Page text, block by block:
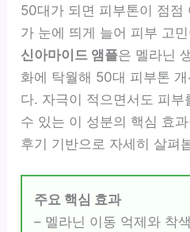
50대가 되면 피부톤이 점점
가 눈에 띄게 늘어 피부 고
신아마이드 앰플은 멜라닌
화에 탁월해 50대 피부톤
다. 자극이 적으면서도 피
수 있는 이 성분의 핵심 효
후기 기반으로 자세히 살펴
주요 핵심 효과
– 멜라닌 이동 억제와 착